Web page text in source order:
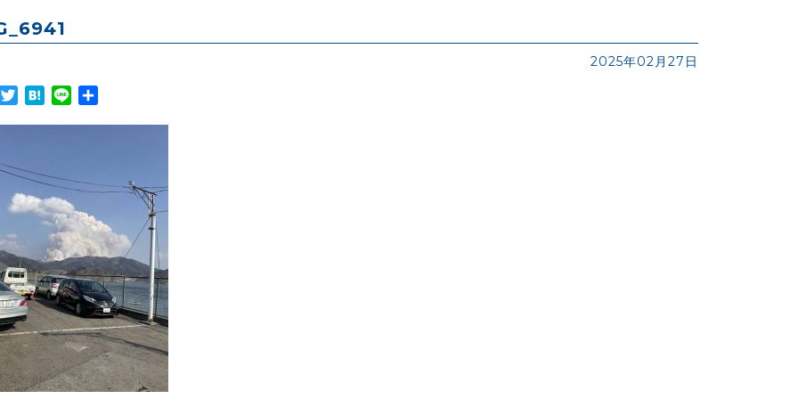
2025年02月27日
TwitterHatena
Line